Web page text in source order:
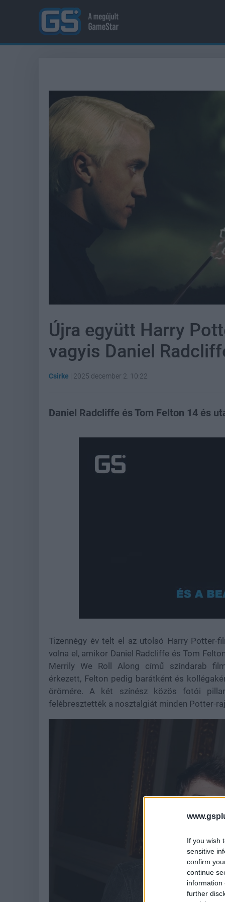
If you wish
sensitive
confirm
continue
information
further
Újra együtt Harry
vagyis Daniel
Csirke | 2025 december 2. 10:22
Daniel Radcliffe és Tom Felton 14 és
Tizennégy év telt el az utolsó Harry Potter-
volna el, amikor Daniel Radcliffe és Tom
Merrily We Roll Along című színdarab
érkezett, Felton pedig barátként és
örömére. A két színész közös fotói
felébresztették a nosztalgiát minden Potter-